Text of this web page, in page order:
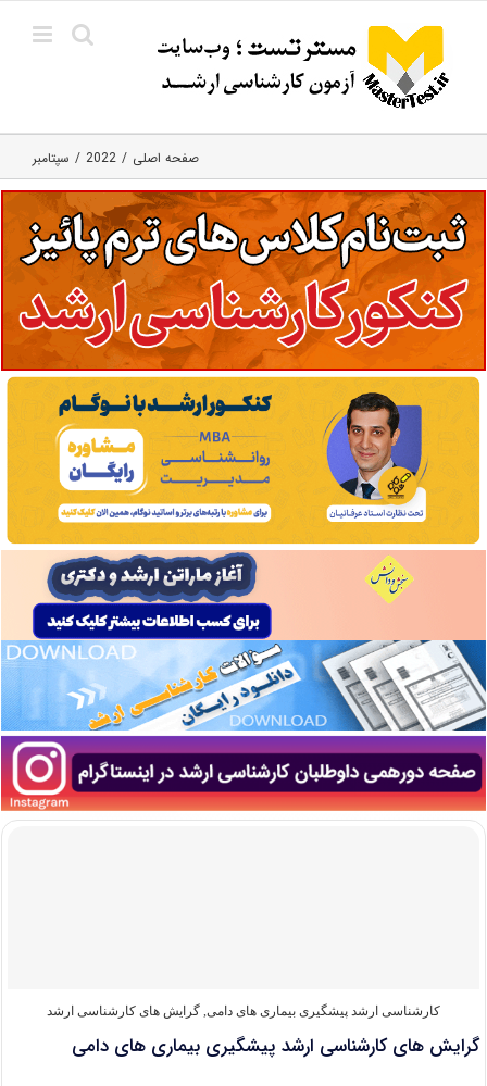
content
صفحه اصلی 2022 سپتامبر
کارشناسی ارشد پیشگیری بیماری‌ های دامی, گرایش های کارشناسی ارشد
گرایش های کارشناسی ارشد پیشگیری بیماری های دامی